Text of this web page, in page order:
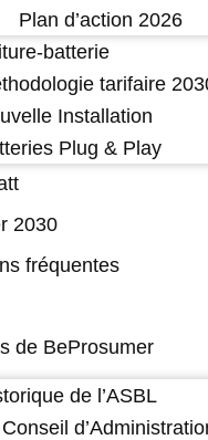
Plan d’action 2026
batterie
tarifaire
Installation
Plug & Play
2030
fréquentes
de BeProsumer
de l’ASBL